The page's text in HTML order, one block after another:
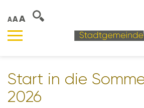
AAA
Start in die
2026